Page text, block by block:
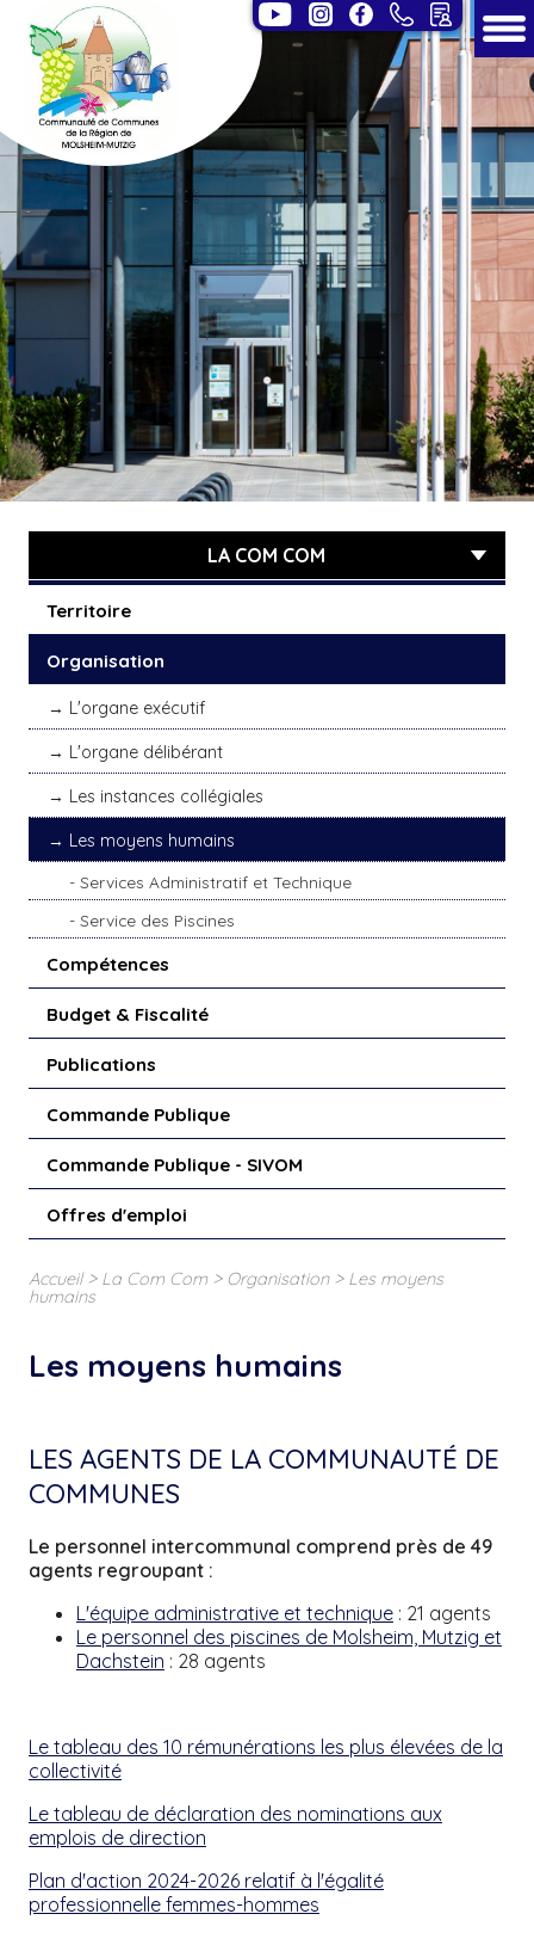
LA COM COM
Territoire
Organisation
L'organe exécutif
L'organe délibérant
Les instances collégiales
Les moyens humains
Services Administratif et Technique
Service des Piscines
Compétences
Budget & Fiscalité
Publications
Commande Publique
Commande Publique - SIVOM
Offres d'emploi
Accueil> La Com Com> Organisation> Les moyens
humains
Les moyens humains
LES AGENTS DE LA COMMUNAUTÉ DE
COMMUNES
Le personnel intercommunal comprend près de 49
agents regroupant :
L'équipe administrative et technique: 21 agents
Le personnel des piscines de Molsheim, Mutzig et
Dachstein : 28 agents
Le tableau des 10 rémunérations les plus élevées de la
collectivité
Le tableau de déclaration des nominations aux
emplois de direction
Plan d'action 2024-2026 relatif à l'égalité
professionnelle femmes-hommes